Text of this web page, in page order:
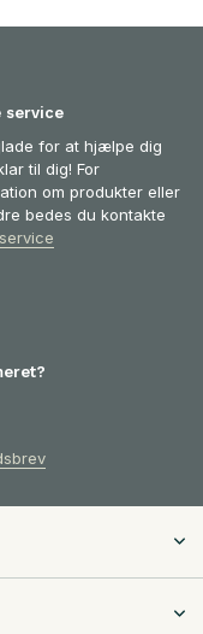
service
for at hjælpe dig
til dig! For
om produkter eller
bedes du kontakte